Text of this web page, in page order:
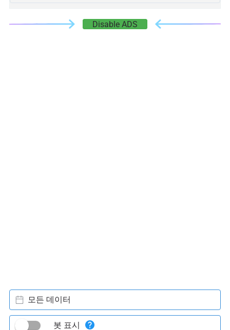
Disable ADS
모든 데이터
봇 표시